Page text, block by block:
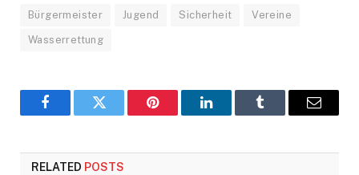
Bürgermeister Jugend Sicherheit Vereine
Wasserrettung
FacebookTwitter Pinterest LinkedInTumblr Email
RELATED POSTS